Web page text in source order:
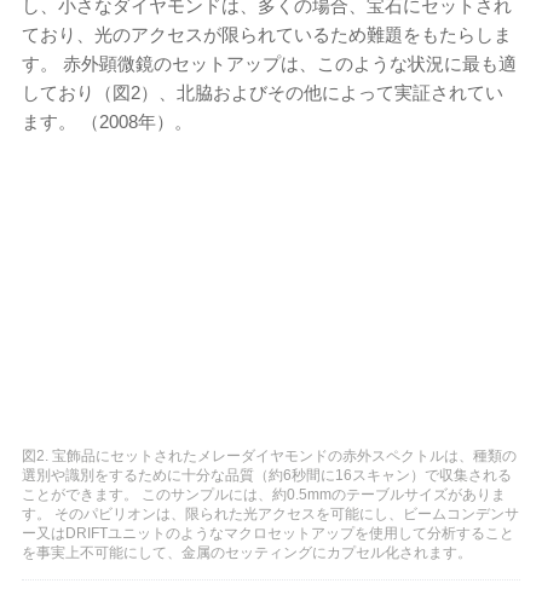
し、小さなダイヤモンドは、多くの場合、宝石にセットされ
ており、光のアクセスが限られているため​​難題をもたらしま
す。 赤外顕微鏡のセットアップは、このような状況に最も適
しており（図2）、北脇およびその他によって実証されてい
ます。 （2008年）。
図2. 宝飾品にセットされたメレーダイヤモンドの赤外スペクトルは、種類の
選別や識別をするために十分な品質（約6秒間に16スキャン）で収集される
ことができます。 このサンプルには、​​約0.5mmのテーブルサイズがありま
す。 そのパビリオンは、限られた光アクセスを可能にし、ビームコンデンサ
ー又はDRIFTユニットのようなマクロセットアップを使用して分析すること
を事実上不可能にして、金属のセッティングにカプセル化されます。